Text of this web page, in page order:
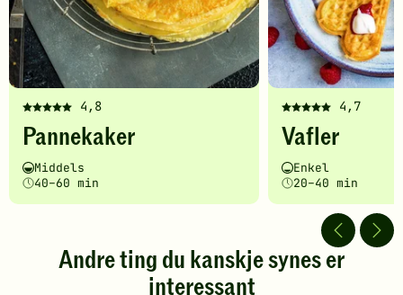
4,8
Denne
oppskriften
fått
5
av
stjerner.
Pannekaker
Vanskelighetsgrad
Middels
Tilberedningstid
40–60 min
4,7
Denne
oppskriften
fått
5
av
stjerner.
Klikk
Vafler
Vanskelighetsgrad
Enkel
Tilberedningstid
20–40 min
Andre ting du kanskje synes er
interessant